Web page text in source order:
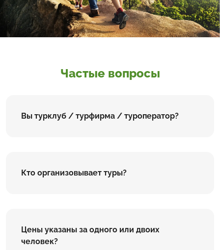
Частые вопросы
Вы турклуб / турфирма / туроператор?
Кто организовывает туры?
Цены указаны за одного или двоих
человек?